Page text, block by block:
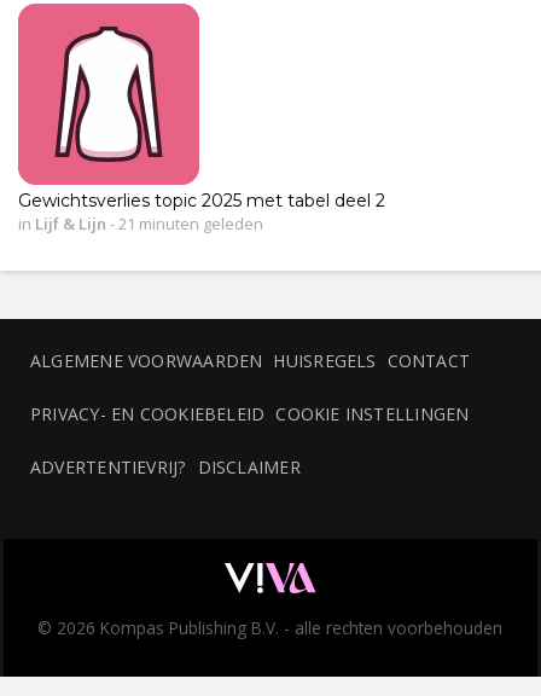
Gewichtsverlies topic 2025 met tabel deel 2
in Lijf & Lijn - 21 minuten geleden
ALGEMENE VOORWAARDEN HUISREGELS CONTACT
PRIVACY- EN COOKIEBELEID COOKIE INSTELLINGEN
ADVERTENTIEVRIJ? DISCLAIMER
© 2026 Kompas Publishing B.V. - alle rechten voorbehouden